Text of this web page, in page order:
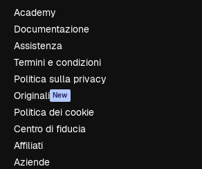
Academy
Documentazione
Assistenza
Termini e condizioni
Politica sulla privacy
Originali New
Politica dei cookie
Centro di fiducia
Affiliati
Aziende